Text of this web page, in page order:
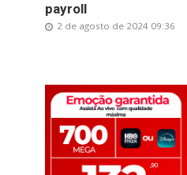
payroll
2 de agosto de 2024 09:36